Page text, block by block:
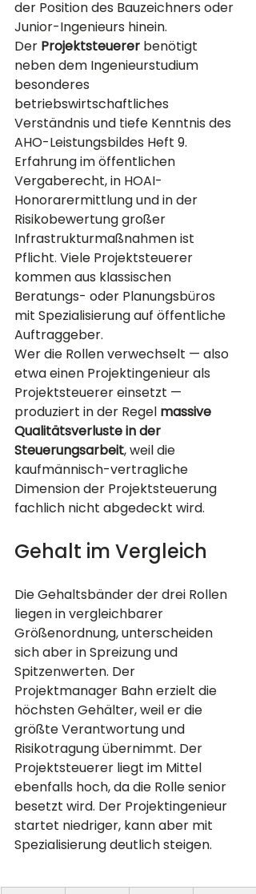
der Position des Bauzeichners oder
Junior-Ingenieurs hinein.
Der Projektsteuerer benötigt
neben dem Ingenieurstudium
besonderes
betriebswirtschaftliches
Verständnis und tiefe Kenntnis des
AHO-Leistungsbildes Heft 9.
Erfahrung im öffentlichen
Vergaberecht, in HOAI-
Honorarermittlung und in der
Risikobewertung großer
Infrastrukturmaßnahmen ist
Pflicht. Viele Projektsteuerer
kommen aus klassischen
Beratungs- oder Planungsbüros
mit Spezialisierung auf öffentliche
Auftraggeber.
Wer die Rollen verwechselt — also
etwa einen Projektingenieur als
Projektsteuerer einsetzt —
produziert in der Regel massive
Qualitätsverluste in der
Steuerungsarbeit, weil die
kaufmännisch-vertragliche
Dimension der Projektsteuerung
fachlich nicht abgedeckt wird.
Gehalt im Vergleich
Die Gehaltsbänder der drei Rollen
liegen in vergleichbarer
Größenordnung, unterscheiden
sich aber in Spreizung und
Spitzenwerten. Der
Projektmanager Bahn erzielt die
höchsten Gehälter, weil er die
größte Verantwortung und
Risikotragung übernimmt. Der
Projektsteuerer liegt im Mittel
ebenfalls hoch, da die Rolle senior
besetzt wird. Der Projektingenieur
startet niedriger, kann aber mit
Spezialisierung deutlich steigen.